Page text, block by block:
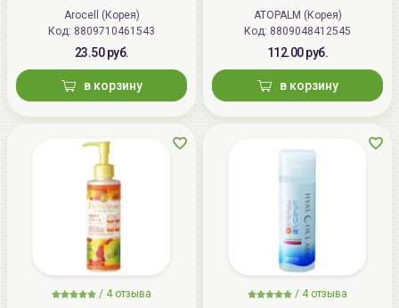
25г | CICA REPAIR Panthenol Gel
Mask
Arocell (Корея)
Код: 8809710461543
23.50 руб.
в корзину
ATOPALM (Корея)
Код: 8809048412545
112.00 руб.
в корзину
/ 4 отзыва
/ 4 отзыва